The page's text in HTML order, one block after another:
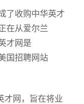
了收购中华英才
在从爱尔兰
才网是
国招聘网站
才网，旨在将业